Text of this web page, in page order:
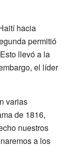
hacia
permitió
llevó a la
el líder
varias
de 1816,
nuestros
a los